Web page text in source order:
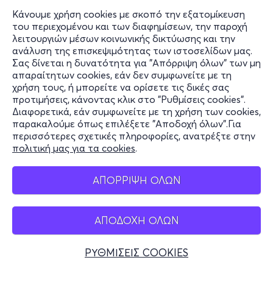
Κάνουμε χρήση cookies με σκοπό την εξατομίκευση
του περιεχομένου και των διαφημίσεων, την παροχή
λειτουργιών μέσων κοινωνικής δικτύωσης και την
ανάλυση της επισκεψιμότητας των ιστοσελίδων μας.
Σας δίνεται η δυνατότητα για "Απόρριψη όλων" των μη
απαραίτητων cookies, εάν δεν συμφωνείτε με τη
χρήση τους, ή μπορείτε να ορίσετε τις δικές σας
προτιμήσεις, κάνοντας κλικ στο "Ρυθμίσεις cookies".
Διαφορετικά, εάν συμφωνείτε με τη χρήση των cookies,
παρακαλούμε όπως επιλέξετε "Αποδοχή όλων".Για
περισσότερες σχετικές πληροφορίες, ανατρέξτε στην
πολιτική μας για τα cookies.
ΑΠΟΡΡΙΨΗ ΟΛΩΝ
ΑΠΟΔΟΧΗ ΟΛΩΝ
ΡΥΘΜΙΣΕΙΣ COOKIES
Πληροφορίες
Υποστήριξη
Stay Connected
Mobile app